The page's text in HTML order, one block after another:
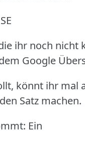
ihr noch nicht
Google
könnt ihr mal
Satz machen.
Ein